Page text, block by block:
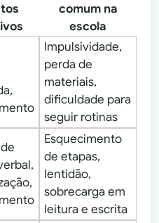
comum na
escola
Impulsividade,
perda de
materiais,
dificuldade para
seguir rotinas
Esquecimento
de etapas,
lentidão,
sobrecarga em
leitura e escrita